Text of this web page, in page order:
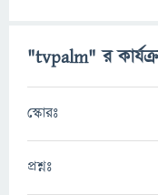
"tvpalm" র
স্কোরঃ
প্রশ্নঃ